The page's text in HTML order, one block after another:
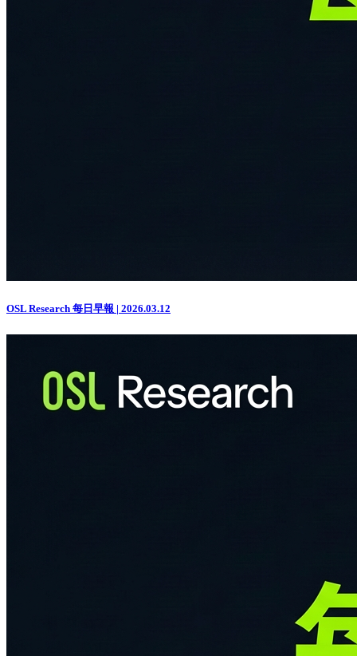
OSL Research 每日早報 | 2026.03.12